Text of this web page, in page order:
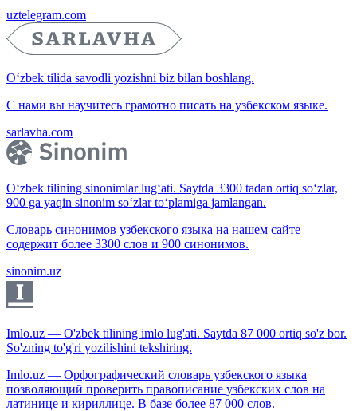
uztelegram.com
O‘zbek tilida savodli yozishni biz bilan boshlang.
С нами вы научитесь грамотно писать на узбекском языке.
sarlavha.com
O‘zbek tilining sinonimlar lug‘ati. Saytda 3300 tadan ortiq so‘zlar,
900 ga yaqin sinonim so‘zlar to‘plamiga jamlangan.
Словарь синонимов узбекского языка на нашем сайте
содержит более 3300 слов и 900 синонимов.
sinonim.uz
Imlo.uz — O'zbek tilining imlo lug'ati. Saytda 87 000 ortiq so'z bor.
So'zning to'g'ri yozilishini tekshiring.
Imlo.uz — Орфографический словарь узбекского языка
позволяющий проверить правописание узбекских слов на
латинице и кириллице. В базе более 87 000 слов.